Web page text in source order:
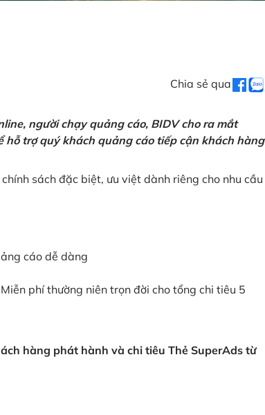
Chia sẻ qua
người chạy quảng cáo, BIDV cho ra mắt
trợ quý khách quảng cáo tiếp cận khách hàng
sách đặc biệt, ưu việt dành riêng cho nhu cầu
cáo dễ dàng
phí thường niên trọn đời cho tổng chi tiêu 5
hàng phát hành và chi tiêu Thẻ SuperAds từ